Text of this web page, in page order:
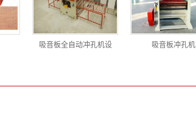
吸音板全自动冲孔机设 吸音板冲孔机